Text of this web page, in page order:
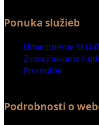
Ponuka služieb
Umiestnenie SEO
Zverejňovanie
Promotéri
Podrobnosti o